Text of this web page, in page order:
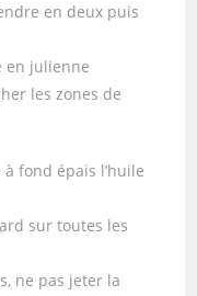
en deux puis
en julienne
les zones de
fond épais l’huile
sur toutes les
ne pas jeter la